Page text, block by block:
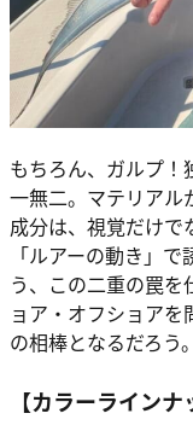
もちろん、ガルプ
一無二。マテリアル
成分は、視覚だけで
「ルアーの動き」
う、この二重の罠
ョア・オフショア
の相棒となるだろう。
【カラーラインナ